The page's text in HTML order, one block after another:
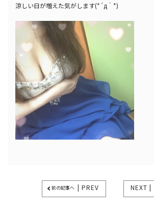
涼しい日が増えた気がします(*´д｀*)
前の記事へ | PREV NEXT |